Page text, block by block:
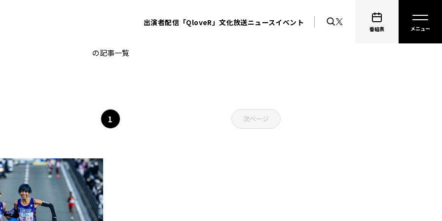
出演者配信「QloveR」文化放送ニュースイベント
番組表
の記事一覧
1 次ページ